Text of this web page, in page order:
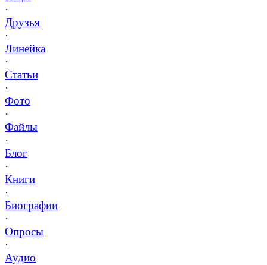
·
Друзья
·
Линейка
·
Статьи
·
Фото
·
Файлы
·
Блог
·
Книги
·
Биографии
·
Опросы
·
Аудио